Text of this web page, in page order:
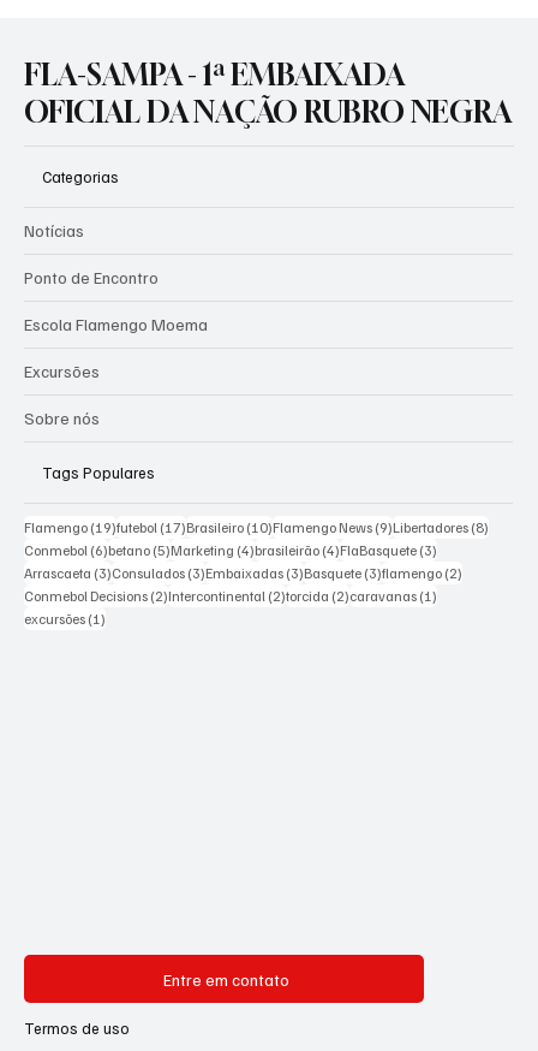
LIDERANÇA DAS MAIORES TORCIDAS DO
BRASIL
FLA-SAMPA - 1ª EMBAIXADA
OFICIAL DA NAÇÃO RUBRO NEGRA
Categorias
Notícias
Ponto de Encontro
Escola Flamengo Moema
Excursões
Sobre nós
Tags Populares
Flamengo (19)19 posts
futebol (17)17 posts
Brasileiro (10)10 posts
Flamengo News (9)9 posts
Libertadores (8)
Conmebol (6)6 posts
betano (5)5 posts
Marketing (4)4 posts
brasileirão (4)4 posts
FlaBasquete (3)
Arrascaeta (3)3 posts
Consulados (3)3 posts
Embaixadas (3)3 posts
Basquete (3)3 posts
flamengo (2)
Conmebol Decisions (2)2 posts
Intercontinental (2)2 posts
torcida (2)2 posts
caravanas (1)
excursões (1)
Entre em contato
Termos de uso